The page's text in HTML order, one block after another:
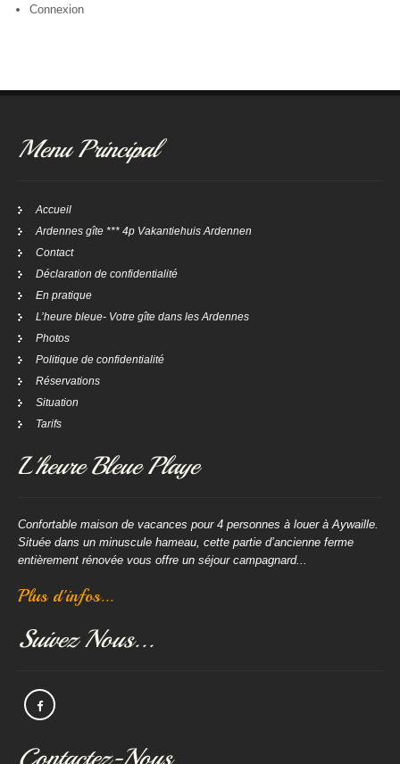
Connexion
Menu Principal
Accueil
Ardennes gîte *** 4p Vakantiehuis Ardennen
Contact
Déclaration de confidentialité
En pratique
L’heure bleue- Votre gîte dans les Ardennes
Photos
Politique de confidentialité
Réservations
Situation
Tarifs
L'heure Bleue Playe
Confortable maison de vacances pour 4 personnes à louer à Aywaille.
Située dans un minuscule hameau, cette partie d’ancienne ferme
entièrement rénovée vous offre un séjour campagnard...
Plus d'infos...
Suivez Nous...
Contactez-Nous